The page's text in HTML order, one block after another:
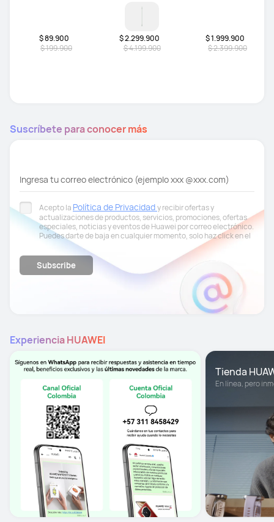
$ 89.900
$ 199.900
$ 2.299.900
$ 4.199.900
$ 1.999.900
$ 2.399.900
Suscríbete para conocer más
Ingresa tu correo electrónico (ejemplo xxx @xxx.com)
Acepto la Política de Privacidady recibir ofertas y
actualizaciones de productos, servicios, promociones, ofertas
especiales, noticias y eventos de Huawei por correo electrónico.
Puedes darte de baja en cualquier momento, solo haz click en el
link en la parte inferior de los correos electrónicos.
Subscribe
Experiencia HUAWEI
Tienda
En línea, pero